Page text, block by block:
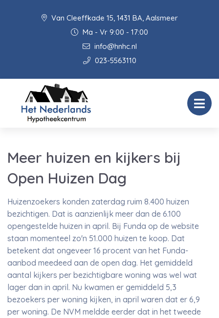
Van Cleeffkade 15, 1431 BA, Aalsmeer
Ma - Vr 9:00 - 17:00
info@hnhc.nl
023-5563110
Meer huizen en kijkers bij
Open Huizen Dag
Huizenzoekers konden zaterdag ruim 8.400 huizen
bezichtigen. Dat is aanzienlijk meer dan de 6.100
opengestelde huizen in april. Bij Funda op de website
staan momenteel zo'n 51.000 huizen te koop. Dat
betekent dat ongeveer 16 procent van het Funda-
aanbod meedeed aan de open dag. Het gemiddeld
aantal kijkers per bezichtigbare woning was wel wat
lager dan in april. Nu kwamen er gemiddeld 5,3
bezoekers per woning kijken, in april waren dat er 6,9
per woning. De NVM meldde eerder dat in het tweede